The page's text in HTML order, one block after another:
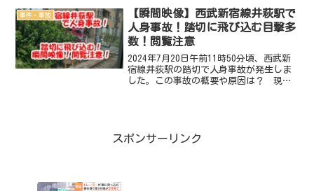
名前・画像・住所は？ 逮捕された犯人
は誰？名前・画像...
事件・事故
【瞬間映像】西武新宿線井萩駅で
人身事故！踏切に飛び込む目撃多
数！閲覧注意
2024年7月20日午前11時50分頃、西武新
宿線井荻駅の踏切で人身事故が発生しま
した。この事故の概要や原因は？ 現場
スポンサーリンク